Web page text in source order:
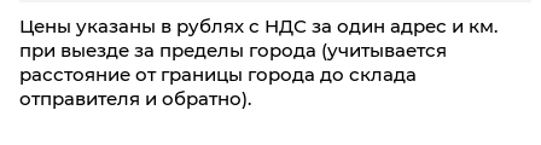
Цены указаны в рублях с НДС за один адрес и км.
при выезде за пределы города (учитывается
расстояние от границы города до склада
отправителя и обратно).